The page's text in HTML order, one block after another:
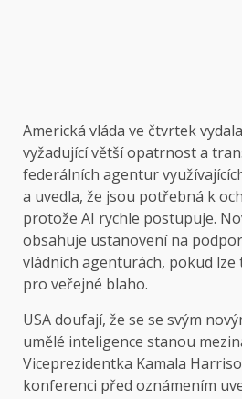
Americká vláda ve čtvrtek
vyžadující větší opatrnost a
federálních agentur
a uvedla, že jsou potřebná k
protože AI rychle postupuje.
obsahuje ustanovení na
vládních agenturách, pokud
pro veřejné blaho.
USA doufají, že se se svým
umělé inteligence stanou
Viceprezidentka Kamala
konferenci před oznámením